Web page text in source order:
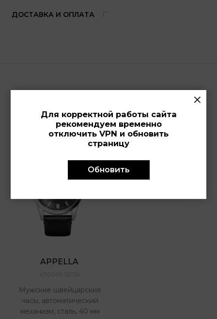
ДОСТАВКА И ОПЛАТА
Просмотренные модели
APPELLA
L70009.5217A
Мужские швейцарские
часы, автоматический
механизм, сталь, 40 мм
×
Для корректной работы сайта
рекомендуем временно
отключить VPN и обновить
страницу
Обновить